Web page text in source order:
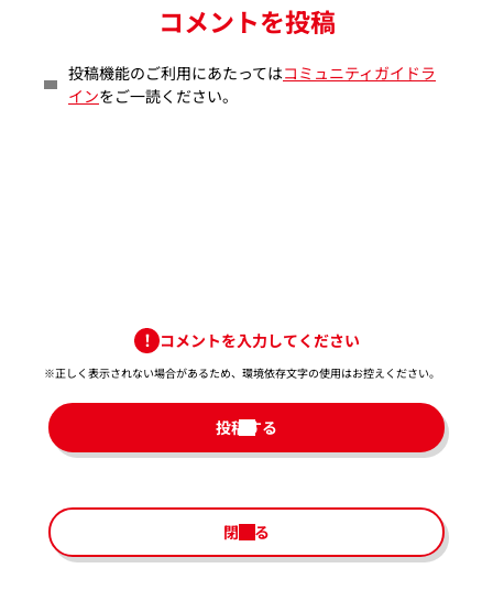
コメントを投稿
投稿機能のご利用にあたってはコミュニティガイドラ
インをご一読ください。
コメントを入力してください
※正しく表示されない場合があるため、環境依存文字の使用はお控えください。​
投稿する
閉じる